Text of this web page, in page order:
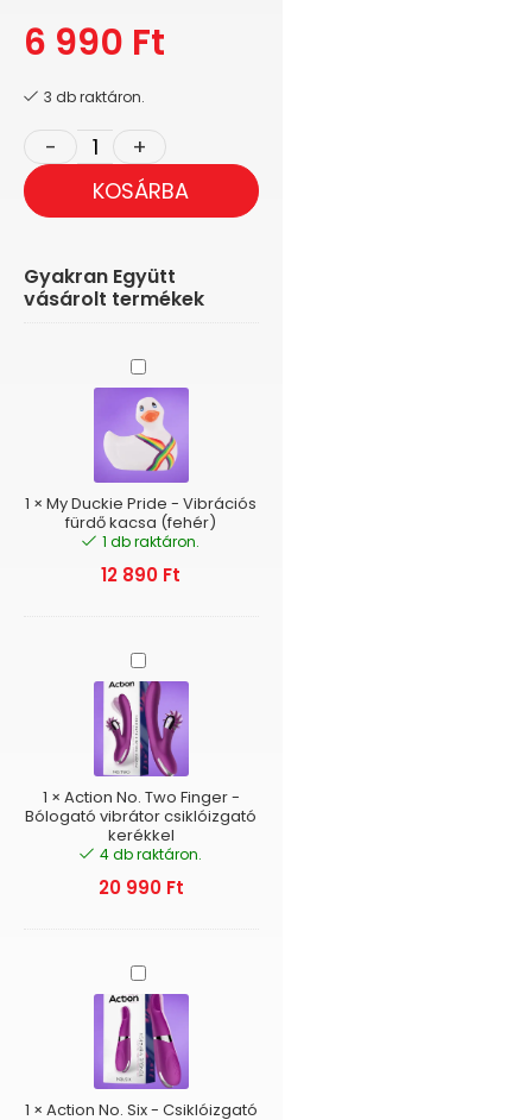
6 990 Ft
3 db raktáron.
KOSÁRBA
Gyakran Együtt
vásárolt termékek
My
Duckie
Pride
-
Vibrációs
fürdő
kacsa
(fehér)
1 ×My Duckie Pride - Vibrációs
fürdő kacsa (fehér)
1 db raktáron.
12 890 Ft
Action
No.
Two
Finger
-
Bólogató
vibrátor
csiklóizgató
kerékkel
1 × Action No. Two Finger -
Bólogató vibrátor csiklóizgató
kerékkel
4 db raktáron.
20 990 Ft
Action
No.
Six
-
Csiklóizgató
nyaló
funkcióval
1 × Action No. Six - Csiklóizgató